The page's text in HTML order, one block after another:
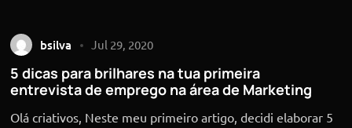
bsilva Jul 29, 2020
5 dicas para brilhares na tua primeira
entrevista de emprego na área de Marketing
Olá criativos, Neste meu primeiro artigo, decidi elaborar 5